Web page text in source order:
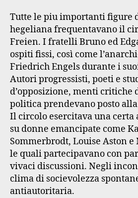
Tutte le piu importanti figure
hegeliana frequentavano il
Freien. I fratelli Bruno ed
ospiti fissi, così come
Friedrich Engels durante i
Autori progressisti, poeti e
d’opposizione, menti critiche
politica prendevano posto
Il circolo esercitava una certa
su donne emancipate come
Sommerbrodt, Louise Aston
le quali partecipavano con
vivaci discussioni. Negli
clima di socievolezza
antiautoritaria.